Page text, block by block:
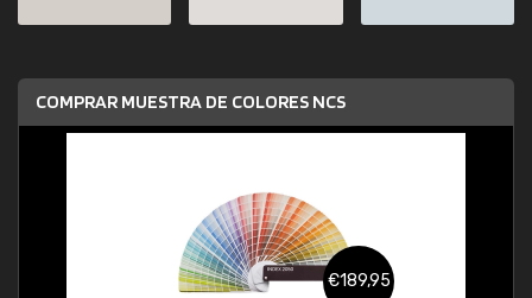
COMPRAR MUESTRA DE COLORES NCS
€189,95